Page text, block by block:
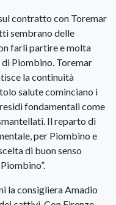
contratto con Toremar
sembrano delle
farli partire e molta
Piombino. Toremar
la continuità
salute cominciano i
fondamentali come
Il reparto di
per Piombino e
di buon senso
la consigliera Amadio